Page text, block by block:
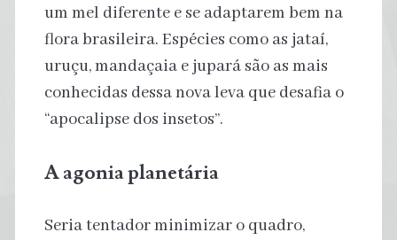
um mel diferente e se adaptarem bem na
flora brasileira. Espécies como as jataí,
uruçu, mandaçaia e jupará são as mais
conhecidas dessa nova leva que desafia o
“apocalipse dos insetos”.
A agonia planetária
Seria tentador minimizar o quadro,